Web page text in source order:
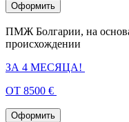
Оформить
ПМЖ Болгарии, на
происхождении
ЗА 4 МЕСЯЦА!
ОТ 8500 €
Оформить